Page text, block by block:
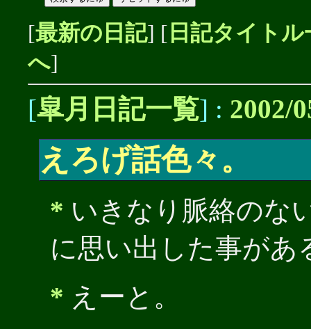
[最新の日記] [ 日記タイトル
へ]
[皐月日記一覧] : 2002/
えろげ話色々。
* いきなり脈絡のな
に思い出した事があ
* えーと。